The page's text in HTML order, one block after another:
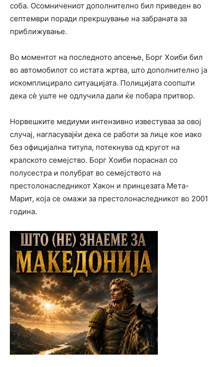
соба. Осомничениот дополнително бил приведен во
септември поради прекршување на забраната за
приближување.
Во моментот на последното апсење, Борг Хоиби бил
во автомобилот со истата жртва, што дополнително ја
искомплицирало ситуацијата. Полицијата соопшти
дека сè уште не одлучила дали ќе побара притвор.
Норвешките медиуми интензивно известуваа за овој
случај, нагласувајќи дека се работи за лице кое иако
без официјална титула, потекнува од кругот на
кралското семејство. Борг Хоиби пораснал со
полусестра и полубрат во семејството на
престолонаследникот Хакон и принцезата Мета-
Марит, коja се омажи за престолонаследникот во 2001
година.